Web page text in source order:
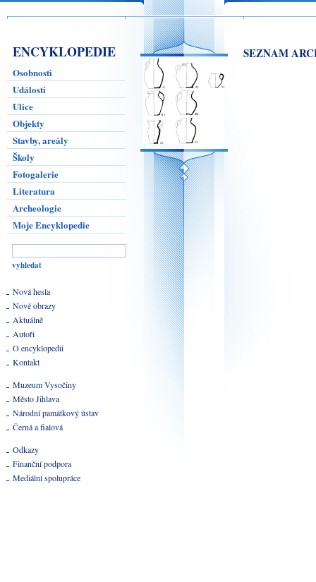
ENCYKLOPEDIE
Osobnosti
Události
Ulice
Objekty
Stavby, areály
Školy
Fotogalerie
Literatura
Archeologie
Moje Encyklopedie
Nová hesla
Nové obrazy
Aktuálně
Autoři
O encyklopedii
Kontakt
Muzeum Vysočiny
Město Jihlava
Národní památkový ústav
Černá a fialová
Odkazy
Finanční podpora
Mediální spolupráce
SEZNAM